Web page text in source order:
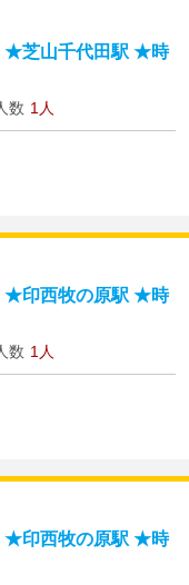
★芝山千代田駅 ★時
数 1人
★印西牧の原駅 ★時
数 1人
★印西牧の原駅 ★時